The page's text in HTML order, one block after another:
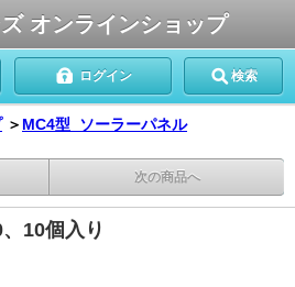
オンラインショップ
ログイン 検索
＞ MC4型_ソーラーパネル
次の商品へ
10個入り